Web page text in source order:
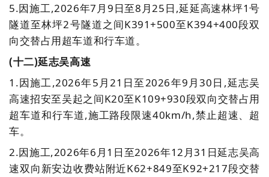
5.因施工,2026年7月9日至8月25日,延延高速林坪1号
隧道至林坪2号隧道之间K391+500至K394+400段双
向交替占用超车道和行车道。
(十二)延志吴高速
1.因施工,2026年5月21日至2026年9月30日,延志吴
高速招安至吴起之间K20至K109+930段双向交替占用
超车道和行车道,施工路段限速40km/h,禁止超速、超
车。
2.因施工,2026年6月1日至2026年12月31日延志吴高
速双向新安边收费站附近K62+849至K92+217段交替